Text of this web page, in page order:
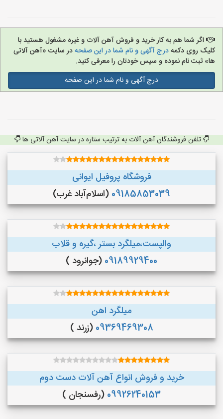
اگر شما هم به کار خرید و فروش آهن آلات و غیره مشغول هستید با
کلیک روی دکمهدرج آگهی و نام شما در این صفحهدر سایت «آهن آلاتی
ها» ثبت نام نموده و سپس خودتان را معرفی کنید.
درج آگهی و نام شما در این صفحه
تلفن فروشندگان آهن آلات به ترتیب ستاره در سایت آهن آلاتی ها
فروشگاه پروفیل ایوانی
09185853039 (اسلام‌آباد غرب)
والپست،میلگرد بستر ،گیره و قلاب
09189929400 (جوانرود )
میلگرد اهن
09369469308 (زرند )
خرید و فروش انواع آهن آلات دست دوم
09926240153 (رفسنجان )